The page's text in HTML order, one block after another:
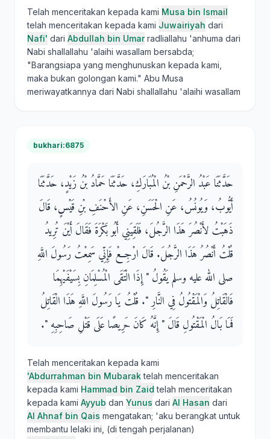
Telah menceritakan kepada kami Musa bin Ismail
telah menceritakan kepada kami Juwairiyah dari
Nafi' dari Abdullah bin Umarradliallahu 'anhuma dari
Nabi shallallahu 'alaihi wasallam bersabda;
"Barangsiapa yang menghunuskan kepada kami,
maka bukan golongan kami." Abu Musa
meriwayatkannya dari Nabi shallallahu 'alaihi wasallam
bukhari:6875
حَدَّثَنَا عَبْدُ الرَّحْمَنِ بْنُ الْمُبَارَكِ، حَدَّثَنَا حَمَّادُ بْنُ زَيْدٍ، حَدَّثَنَا
أَيُّوبُ، وَيُونُسُ، عَنِ الْحَسَنِ، عَنِ الأَحْنَفِ بْنِ قَيْسٍ، قَالَ
ذَهَبْتُ لأَنْصُرَ هَذَا الرَّجُلَ، فَلَقِيَنِي أَبُو بَكْرَةَ فَقَالَ أَيْنَ تُرِيدُ
قُلْتُ أَنْصُرُ هَذَا الرَّجُلَ‏.‏ قَالَ ارْجِعْ فَإِنِّي سَمِعْتُ رَسُولَ اللَّهِ
صلى الله عليه وسلم يَقُولُ ‏"‏ إِذَا الْتَقَى الْمُسْلِمَانِ بِسَيْفَيْهِمَا
فَالْقَاتِلُ وَالْمَقْتُولُ فِي النَّارِ ‏"‏‏.‏ قُلْتُ يَا رَسُولَ اللَّهِ هَذَا الْقَاتِلُ
فَمَا بَالُ الْمَقْتُولِ قَالَ ‏"‏ إِنَّهُ كَانَ حَرِيصًا عَلَى قَتْلِ صَاحِبِهِ ‏"‏‏.‏
Telah menceritakan kepada kami
'Abdurrahman bin Mubaraktelah menceritakan
kepada kami Hammad bin Zaid telah menceritakan
kepada kami Ayyub dan Yunus dari Al Hasan dari
Al Ahnaf bin Qais mengatakan; 'aku berangkat untuk
membantu lelaki ini, (di tengah perjalanan)